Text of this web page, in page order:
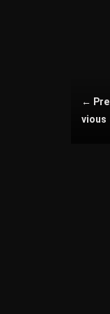
← Pre
vious